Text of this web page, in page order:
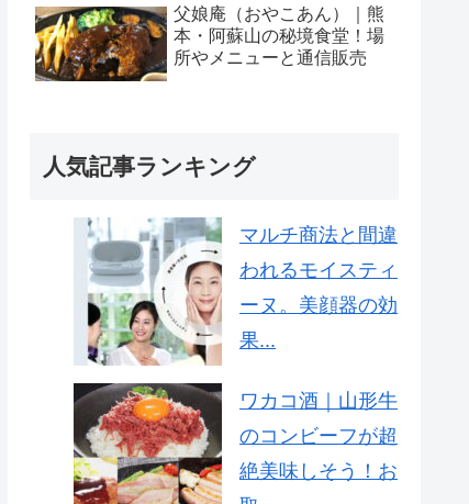
父娘庵（おやこあん）｜熊
本・阿蘇山の秘境食堂！場
所やメニューと通信販売
人気記事ランキング
マルチ商法と間違
われるモイスティ
ーヌ。美顔器の効
果...
ワカコ酒｜山形牛
のコンビーフが超
絶美味しそう！お